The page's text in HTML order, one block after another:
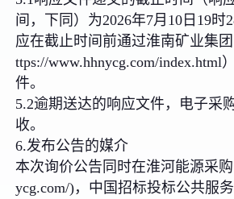
间，下同）为2026年7月10日19时
应在截止时间前通过淮南矿业集
ttps://www.hhnycg.com/index.html
件。
5.2逾期送达的响应文件，电子采
收。
6.发布公告的媒介
本次询价公告同时在淮河能源采
ycg.com/)，中国招标投标公共服